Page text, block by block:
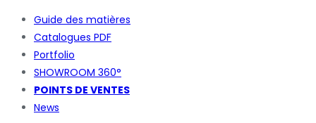
Guide des matières
Catalogues PDF
Portfolio
SHOWROOM 360°
POINTS DE VENTES
News